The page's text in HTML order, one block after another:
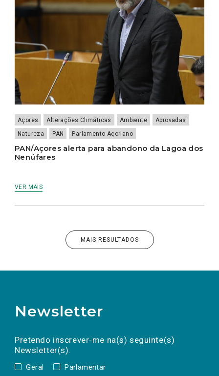
Açores Alterações Climáticas Ambiente
Aprovadas
Natureza
PAN Parlamento Açoriano
PAN/Açores alerta para abandono da Lagoa dos
Nenúfares
VER MAIS
MAIS RESULTADOS
Newsletter
Pretendo inscrever-me na(s) seguinte(s)
Newsletter(s):
Geral Parlamentar
a(s) newsletter(s).
mail